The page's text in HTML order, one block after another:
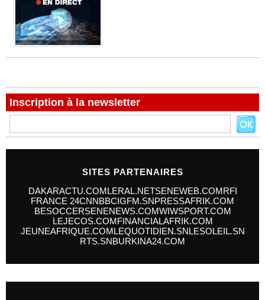
Inscription à la newsletter
SITES PARTENAIRES
DAKARACTU.COMLERAL.NETSENEWEB.COMRFI
FRANCE 24CNNBBCIGFM.SNPRESSAFRIK.COM
BESOCCERSENENEWS.COMWIWSPORT.COM
LEJECOS.COMFINANCIALAFRIK.COM
JEUNEAFRIQUE.COMLEQUOTIDIEN.SNLESOLEIL.SN
RTS.SNBURKINA24.COM